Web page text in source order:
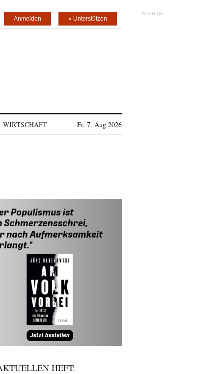
» Unterstützen
Anmelden
WIRTSCHAFT Fr, 7. Aug 2026
HEFT: